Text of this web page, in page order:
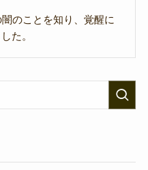
のことを知り、覚醒に
た。